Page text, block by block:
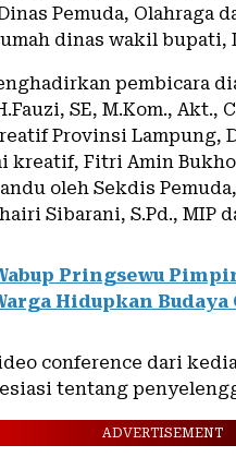
Pemuda, Olahraga
dinas wakil bupati,
pembicara
SE, M.Kom., Akt.,
Provinsi Lampung,
kreatif, Fitri Amin
oleh Sekdis
Sibarani, S.Pd., MIP
Pringsewu
Hidupkan
conference dari
tentang
ADVERTISEMENT